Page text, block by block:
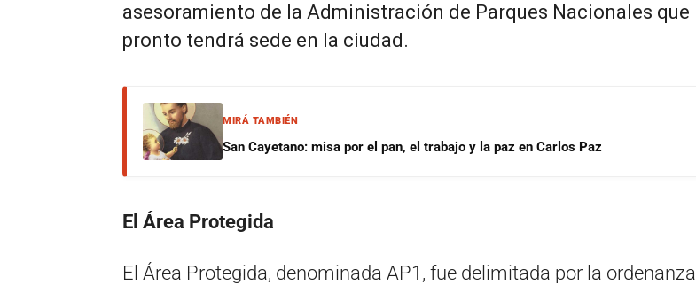
asesoramiento de la Administración de Parques Nacionales que
pronto tendrá sede en la ciudad.
MIRÁ TAMBIÉN
San Cayetano: misa por el pan, el trabajo y la paz en Carlos Paz
El Área Protegida
El Área Protegida, denominada AP1, fue delimitada por la ordenanza